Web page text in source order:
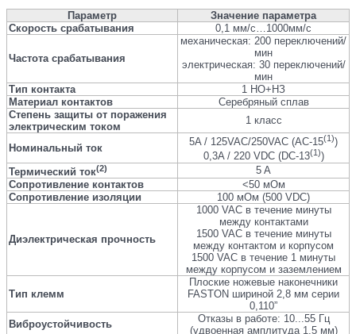
Параметр
Значение параметра
Скорость срабатывания
0,1 мм/с…1000мм/с
Частота срабатывания
механическая: 200 переключений/
мин
электрическая: 30 переключений/
мин
Тип контакта
1 НО+НЗ
Материал контактов
Серебряный сплав
Степень защиты от поражения
электрическим током
1 класс
Номинальный ток
5A / 125VAC/250VAC (AC-15(1))
0,3A / 220 VDC (DC-13(1))
Термический ток(2)
5 A
Сопротивление контактов
<50 мОм
Сопротивление изоляции
100 мОм (500 VDC)
Диэлектрическая прочность
1000 VAC в течение минуты
между контактами
1500 VAC в течение минуты
между контактом и корпусом
1500 VAC в течение 1 минуты
между корпусом и заземлением
Тип клемм
Плоские ножевые наконечники
FASTON шириной 2,8 мм серии
0,110”
Виброустойчивость
Отказы в работе: 10...55 Гц
(удвоенная амплитуда 1,5 мм)